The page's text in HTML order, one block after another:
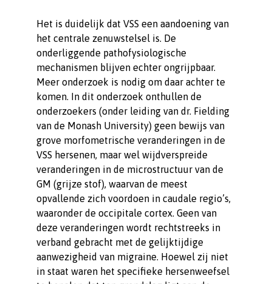
Het is duidelijk dat VSS een aandoening van
het centrale zenuwstelsel is. De
onderliggende pathofysiologische
mechanismen blijven echter ongrijpbaar.
Meer onderzoek is nodig om daar achter te
komen. In dit onderzoek onthullen de
onderzoekers (onder leiding van dr. Fielding
van de Monash University) geen bewijs van
grove morfometrische veranderingen in de
VSS hersenen, maar wel wijdverspreide
veranderingen in de microstructuur van de
GM (grijze stof), waarvan de meest
opvallende zich voordoen in caudale regio’s,
waaronder de occipitale cortex. Geen van
deze veranderingen wordt rechtstreeks in
verband gebracht met de gelijktijdige
aanwezigheid van migraine. Hoewel zij niet
in staat waren het specifieke hersenweefsel